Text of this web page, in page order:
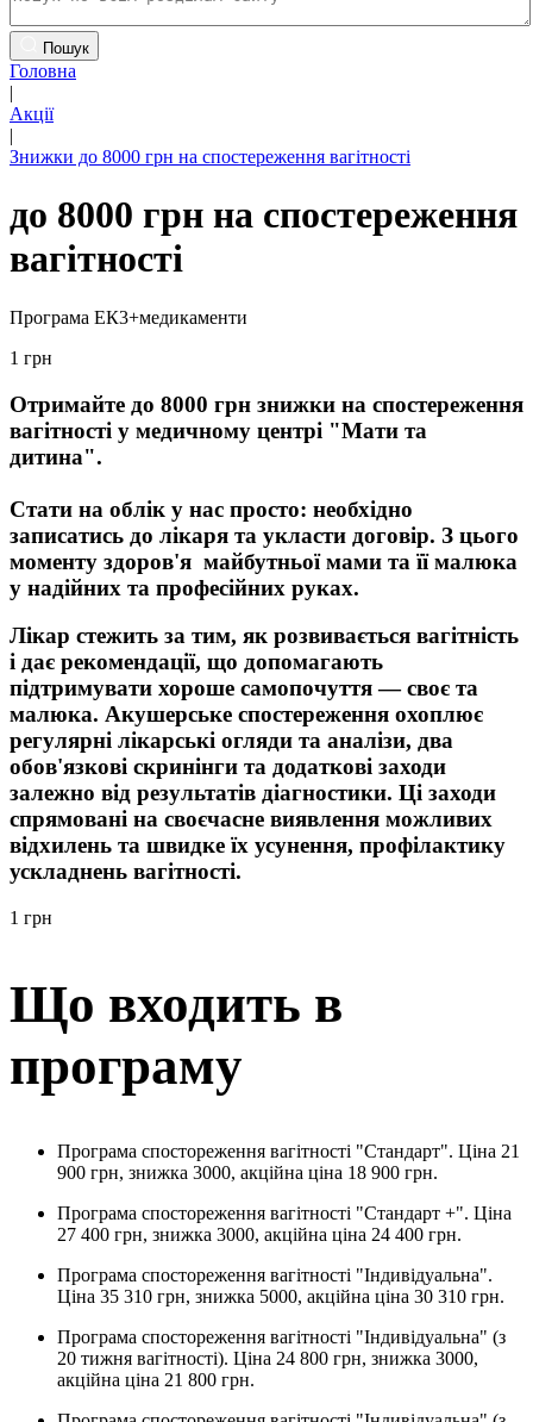
Пошук
Головна
|
Акції
|
Знижки до 8000 грн на спостереження вагітності
до 8000 грн на спостереження
вагітності
Програма ЕК3+медикаменти
1 грн
Отримайте до 8000 грн знижки на спостереження
вагітності у медичному центрі "Мати та
дитина".
Стати на облік у нас просто: необхідно
записатись до лікаря та укласти договір. З цього
моменту здоров'я майбутньої мами та її малюка
у надійних та професійних руках.
Лікар стежить за тим, як розвивається вагітність
і дає рекомендації, що допомагають
підтримувати хороше самопочуття — своє та
малюка. Акушерське спостереження охоплює
регулярні лікарські огляди та аналізи, два
обов'язкові скринінги та додаткові заходи
залежно від результатів діагностики. Ці заходи
спрямовані на своєчасне виявлення можливих
відхилень та швидке їх усунення, профілактику
ускладнень вагітності.
1 грн
Що входить в
програму
Програма спостореження вагітності "Стандарт". Ціна 21
900 грн, знижка 3000, акційна ціна 18 900 грн.
Програма спостореження вагітності "Стандарт +". Ціна
27 400 грн, знижка 3000, акційна ціна 24 400 грн.
Програма спостореження вагітності "Індивідуальна".
Ціна 35 310 грн, знижка 5000, акційна ціна 30 310 грн.
Програма спостореження вагітності "Індивідуальна" (з
20 тижня вагітності). Ціна 24 800 грн, знижка 3000,
акційна ціна 21 800 грн.